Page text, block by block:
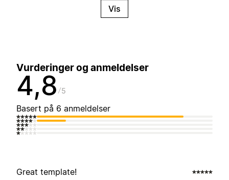
Vis
Vurderinger og anmeldelser
4,8 5
Basert på 6 anmeldelser
Great template!